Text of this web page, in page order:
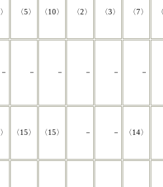
〈5〉 〈10〉 〈2〉 〈3〉 〈7〉
－ － － － － －
〈15〉 〈15〉 － － 〈14〉